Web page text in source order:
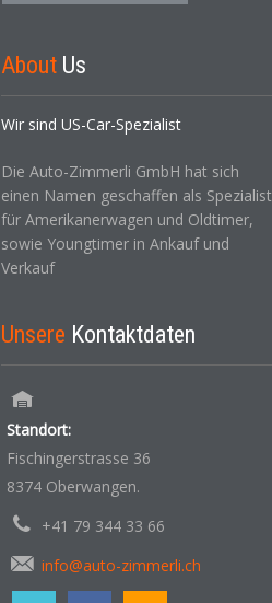
About Us
Wir sind US-Car-Spezialist
Die Auto-Zimmerli GmbH hat sich
einen Namen geschaffen als Spezialist
für Amerikanerwagen und Oldtimer,
sowie Youngtimer in Ankauf und
Verkauf
Unsere Kontaktdaten
Standort:
Fischingerstrasse 36
8374 Oberwangen.
+41 79 344 33 66
info@auto-zimmerli.ch